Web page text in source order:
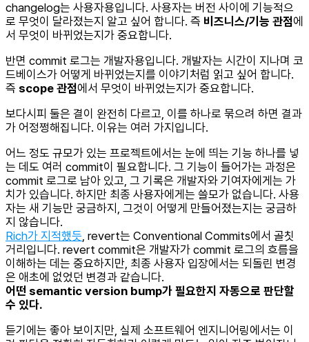
changelog는 사용자용입니다. 사용자는 버전 사이에 기능적으
로 무엇이 달라졌는지 알고 싶어 합니다. 즉 비즈니스/기능 관점에
서 무엇이 바뀌었는지가 중요합니다.
반면 commit 로그는 개발자용입니다. 개발자는 시간이 지나며 코
드베이스가 어떻게 바뀌었는지를 이야기처럼 읽고 싶어 합니다.
즉 scope 관점에서 무엇이 바뀌었는지가 중요합니다.
보다시피 둘은 결이 완전히 다르고, 이를 하나로 묶으려 하면 결과
가 어정쩡해집니다. 이유는 여러 가지입니다.
어느 정도 규모가 있는 프로젝트에서는 눈에 띄는 기능 하나를 넣
는 데도 여러 commit이 필요합니다. 그 기능이 들어가는 과정은
commit 로그로 남아 있고, 그 기록은 개발자와 기여자에게는 가
치가 있습니다. 하지만 최종 사용자에게는 쓸모가 없습니다. 사용
자는 새 기능만 궁금하지, 그것이 어떻게 만들어졌는지는 궁금하
지 않습니다.
Rich가 지적했듯, revert는 Conventional Commits에서 골칫
거리입니다. revert commit은 개발자가 commit 로그의 흐름을
이해하는 데는 중요하지만, 최종 사용자 입장에서는 되돌린 변경
은 애초에 없었던 변경과 같습니다.
어떤 semantic version bump가 필요한지 자동으로 판단할
수 있다.
듣기에는 좋아 보이지만, 실제 소프트웨어 엔지니어링에서는 이